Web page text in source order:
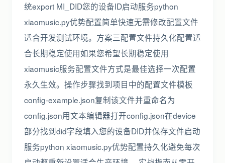
统export MI_DID您的设备ID启动服务python
xiaomusic.py优势配置简单快速无需修改配置文件
适合开发测试环境。方案三配置文件持久化配置适
合长期稳定使用如果您希望长期稳定使用
xiaomusic服务配置文件方式是最佳选择一次配置
永久生效。操作步骤找到项目中的配置文件模板
config-example.json复制该文件并重命名为
config.json用文本编辑器打开config.json在device
部分找到did字段填入您的设备DID并保存文件启动
服务python xiaomusic.py优势配置持久化避免每次